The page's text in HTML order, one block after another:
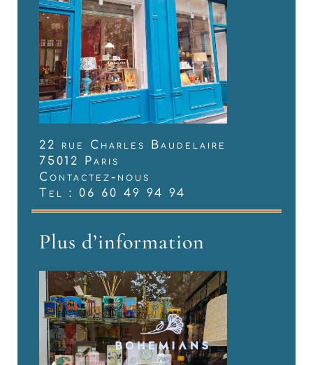
22 rue Charles Baudelaire
75012 Paris
Contactez-nous
Tel : 06 60 49 94 94
Plus d’information